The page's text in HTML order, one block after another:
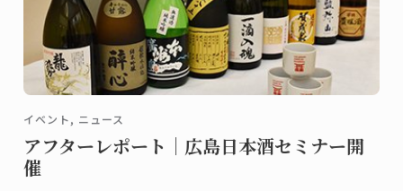
イベント, ニュース
アフターレポート｜広島日本酒セミナー開
催